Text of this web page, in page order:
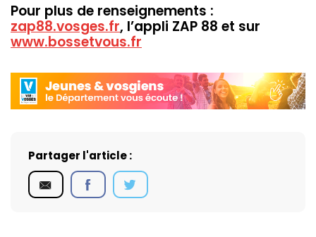
Pour plus de renseignements :
zap88.vosges.fr, l’appli ZAP 88 et sur
www.bossetvous.fr
Partager l'article :